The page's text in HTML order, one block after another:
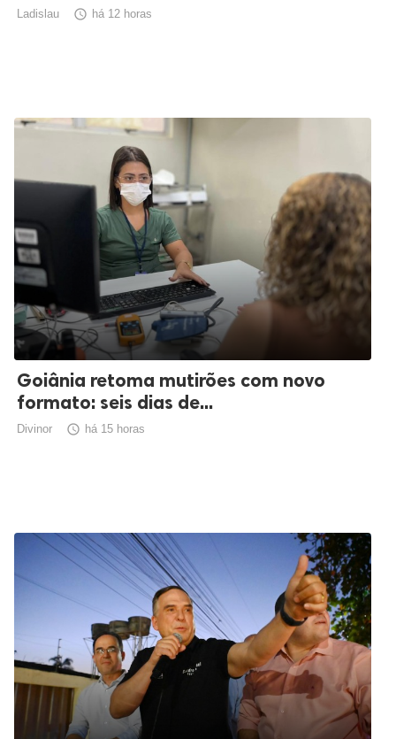
Ladislau  há 12 horas
Goiânia retoma mutirões com novo
formato: seis dias de...
Divinor  há 15 horas